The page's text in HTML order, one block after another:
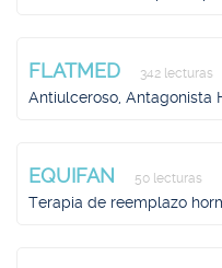
FLATMED 342 lecturas
Antiulceroso, Antagonista
EQUIFAN 50 lecturas
Terapia de reemplazo